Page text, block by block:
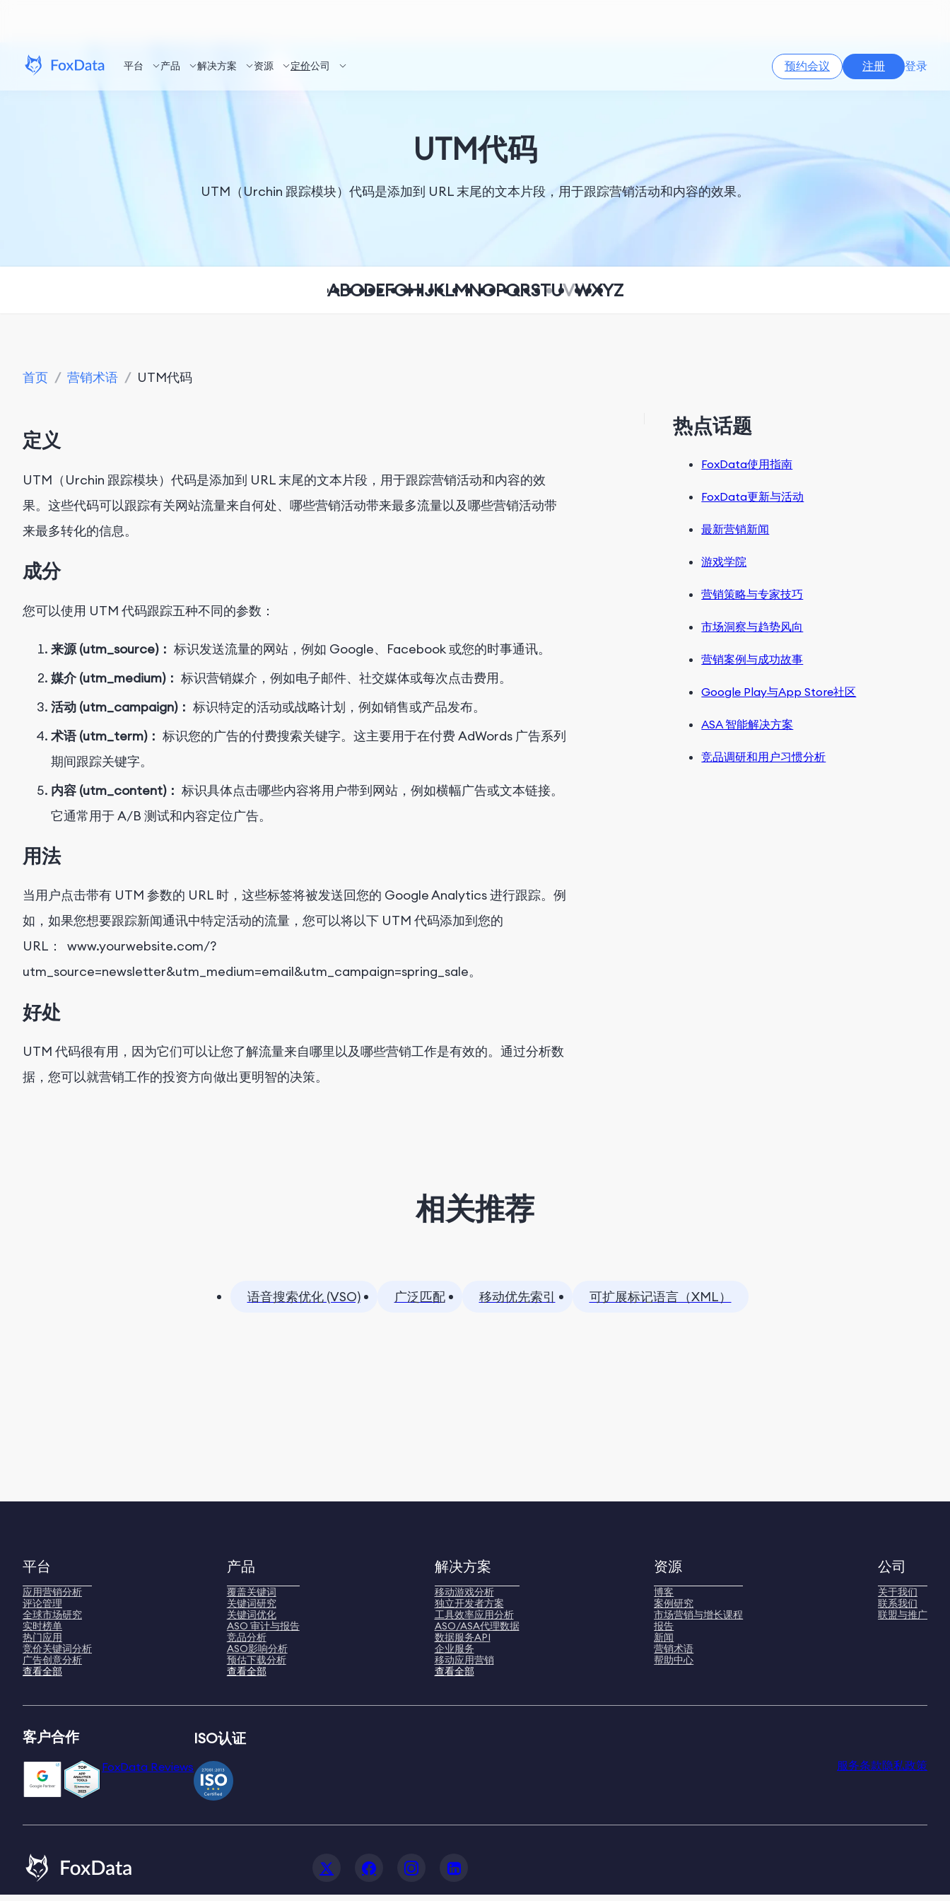
平台 产品 解决方案 资源 定价公司 预约会议 注册 登录
UTM代码
UTM（Urchin 跟踪模块）代码是添加到 URL 末尾的文本片段，用于跟踪营销活动和内容的效果。
ABCDEFGHIJKLMNOPQRSTUVWXYZ
首页 / 营销术语 / UTM代码
定义
UTM（Urchin 跟踪模块）代码是添加到 URL 末尾的文本片段，用于跟踪营销活动和内容的效
果。这些代码可以跟踪有关网站流量来自何处、哪些营销活动带来最多流量以及哪些营销活动带
来最多转化的信息。
成分
您可以使用 UTM 代码跟踪五种不同的参数：
来源 (utm_source)： 标识发送流量的网站，例如 Google、Facebook 或您的时事通讯。
媒介 (utm_medium)： 标识营销媒介，例如电子邮件、社交媒体或每次点击费用。
活动 (utm_campaign)： 标识特定的活动或战略计划，例如销售或产品发布。
术语 (utm_term)： 标识您的广告的付费搜索关键字。这主要用于在付费 AdWords 广告系列
期间跟踪关键字。
内容 (utm_content)： 标识具体点击哪些内容将用户带到网站，例如横幅广告或文本链接。
它通常用于 A/B 测试和内容定位广告。
用法
当用户点击带有 UTM 参数的 URL 时，这些标签将被发送回您的 Google Analytics 进行跟踪。例
如，如果您想要跟踪新闻通讯中特定活动的流量，您可以将以下 UTM 代码添加到您的
URL： www.yourwebsite.com/?
utm_source=newsletter&utm_medium=email&utm_campaign=spring_sale。
好处
UTM 代码很有用，因为它们可以让您了解流量来自哪里以及哪些营销工作是有效的。通过分析数
据，您可以就营销工作的投资方向做出更明智的决策。
热点话题
FoxData使用指南
FoxData更新与活动
最新营销新闻
游戏学院
营销策略与专家技巧
市场洞察与趋势风向
营销案例与成功故事
Google Play与App Store社区
ASA 智能解决方案
竞品调研和用户习惯分析
相关推荐
语音搜索优化 (VSO) 广泛匹配 移动优先索引 可扩展标记语言（XML）
平台
应用营销分析
评论管理
全球市场研究
实时榜单
热门应用
竞价关键词分析
广告创意分析
查看全部
产品
覆盖关键词
关键词研究
关键词优化
ASO 审计与报告
竞品分析
ASO影响分析
预估下载分析
查看全部
解决方案
移动游戏分析
独立开发者方案
工具效率应用分析
ASO/ASA代理数据
数据服务API
企业服务
移动应用营销
查看全部
资源
博客
案例研究
市场营销与增长课程
报告
新闻
营销术语
帮助中心
公司
关于我们
联系我们
联盟与推广
客户合作
FoxData Reviews
ISO认证
服务条款隐私政策